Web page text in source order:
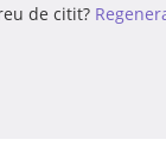
de citit?